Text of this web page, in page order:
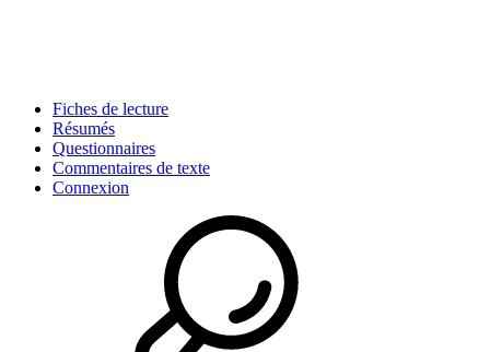
Fiches de lecture
Résumés
Questionnaires
Commentaires de texte
Connexion